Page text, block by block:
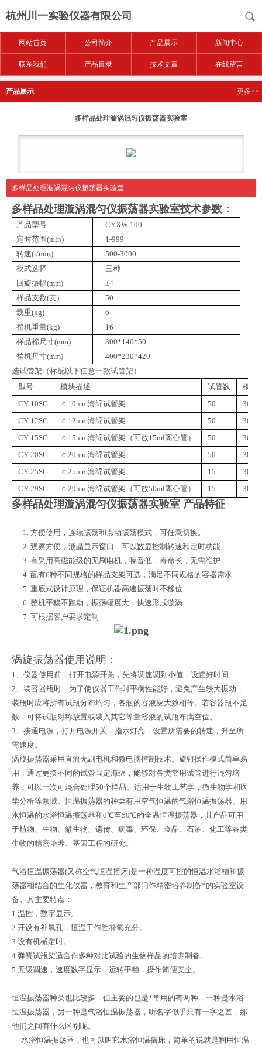
杭州川一实验仪器有限公司
网站首页 公司简介 产品展示 新闻中心
联系我们 产品目录 技术文章 在线留言
产品展示 更多>>
多样品处理漩涡混匀仪振荡器实验室
多样品处理漩涡混匀仪振荡器实验室
多样品处理漩涡混匀仪振荡器实验室技术参数：
产品型号
CYXW-100
定时范围(min)
1-999
转速(r/min)
500-3000
模式选择
三种
回旋振幅(mm)
±4
样品支数(支)
50
载重(kg)
6
整机重量(kg)
16
样品棉尺寸(mm)
300*140*50
整机尺寸(mm)
400*230*420
选试管架（标配以下任意一款试管架）
型号
模块描述 试管数
模块
CY-10SG
￠10mm海绵试管架 50
CY-12SG
￠12mm海绵试管架 50
CY-15SG
￠15mm海绵试管架（可放15ml离心管） 50
CY-20SG
￠20mm海绵试管架 50
CY-25SG
￠25mm海绵试管架 15
CY-29SG
￠29mm海绵试管架（可放50ml离心管） 15
多样品处理漩涡混匀仪振荡器实验室 产品特征
1. 方便使用，连续振荡和点动振荡模式，可任意切换。
2. 观察方便，液晶显示窗口，可以数显控制转速和定时功能
3. 有采用高磁能级的无刷电机，噪音低，寿命长，无需维护
4. 配有6种不同规格的样品支架可选，满足不同规格的容器需求
5. 重底式设计原理，保证机器高速振荡时不移位
6. 整机平稳不跑动，振荡幅度大，快速形成漩涡
7. 可根据客户要求定制
涡旋振荡器使用说明：
1、仪器使用前，打开电源开关，先将调速调到小值，设置好时间
2、装容器瓶时，为了使仪器工作时平衡性能好，避免产生较大振动，
装瓶时应将所有试瓶分布均匀，各瓶的容液应大致相等。若容器瓶不足
数，可将试瓶对称放置或装入其它等量溶液的试瓶布满空位。
3、接通电源，打开电源开关，指示灯亮，设置所需要的转速，升至所
需速度。
涡旋振荡器采用直流无刷电机和微电脑控制技术。旋钮操作模式简单易
用，通过更换不同的试管固定海绵，能够对各类常用试管进行混匀培
养，可以一次可混合处理50个样品。适用于生物工艺学，微生物学和医
学分析等领域。恒温振荡器的种类有用空气恒温的气浴恒温振荡器、用
水恒温的水浴恒温振荡器和0℃至50℃的全温恒温振荡器，其产品可用
于植物、生物、微生物、遗传、病毒、环保、食品、石油、化工等各类
生物的精密培养、基因工程的研究。
气浴恒温振荡器(又称空气恒温摇床)是一种温度可控的恒温水浴槽和振
荡器相结合的生化仪器，教育和生产部门作精密培养制备*的实验室设
备。其主要特点：
1.温控，数字显示。
2.开设有补氧孔，恒温工作腔补氧充分。
3.设有机械定时。
4.弹簧试瓶架适合作多种对比试验的生物样品的培养制备。
5.无级调速，速度数字显示，运转平稳，操作简便安全。
恒温振荡器种类也比较多，但主要的也是*常用的有两种，一种是水浴
恒温振荡器，另一种是气浴恒温振荡器，听名字似乎只有一字之差，那
他们之间有什么区别呢。
水浴恒温振荡器，也可以叫它水浴恒温摇床，简单的说就是利用恒温